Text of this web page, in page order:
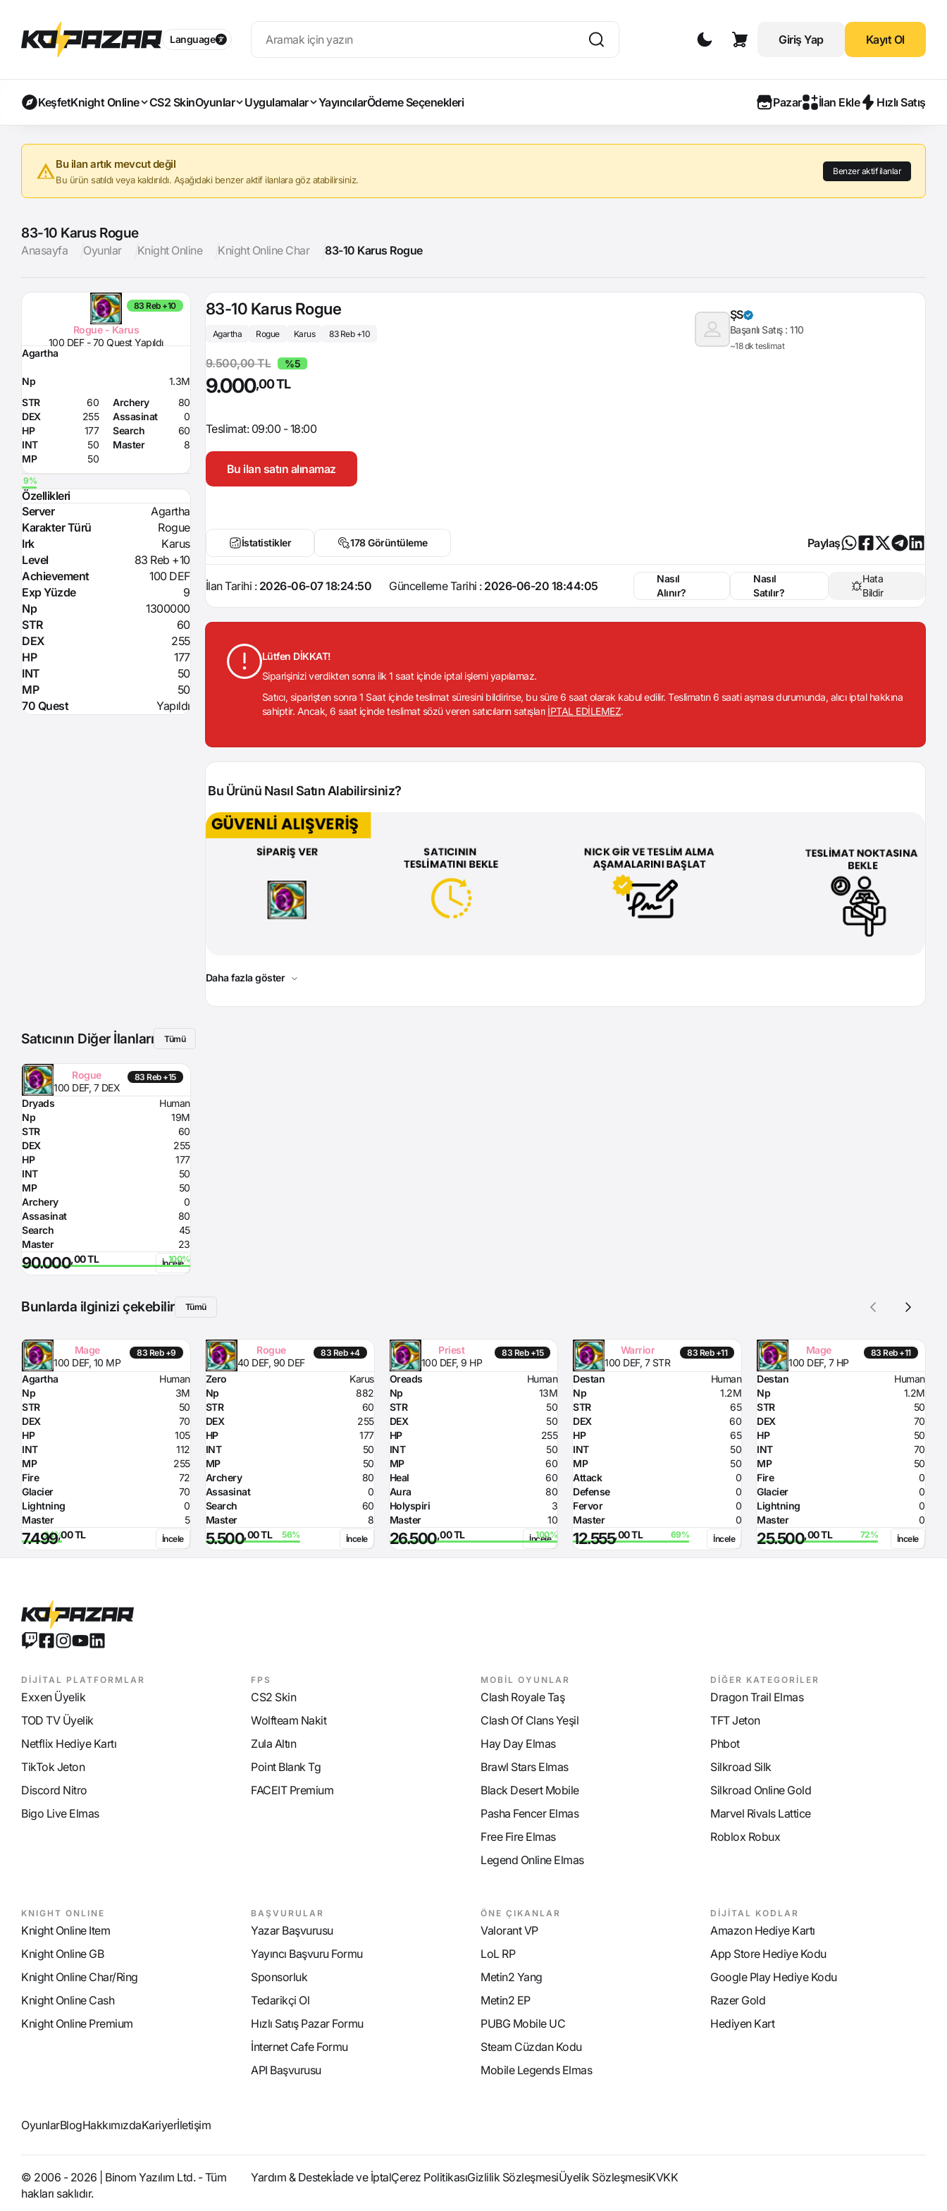
Language Giriş Yap Kayıt Ol
KeşfetKnight Online CS2 SkinOyunlar Uygulamalar YayıncılarÖdeme Seçenekleri Pazar İlan Ekle Hızlı Satış
Bu ilan artık mevcut değil
Bu ürün satıldı veya kaldırıldı. Aşağıdaki benzer aktif ilanlara göz atabilirsiniz.
Benzer aktif ilanlar
83-10 Karus Rogue
Anasayfa Oyunlar Knight Online Knight Online Char 83-10 Karus Rogue
Rogue - Karus
100 DEF - 70 Quest Yapıldı
Agartha
Np
1.3M
STR
60
DEX
255
HP
177
INT
50
MP
50
Archery
80
Assasinat
0
Search
60
Master
8
83 Reb +10
Özellikleri
Server
Agartha
Karakter Türü
Rogue
Irk
Karus
Level
83 Reb +10
Achievement
100 DEF
Exp Yüzde
9
Np
1300000
STR
60
DEX
255
HP
177
INT
50
MP
50
70 Quest
Yapıldı
83-10 Karus Rogue
Agartha Rogue Karus 83 Reb +10
9.500,00 TL %5
9.000,00 TL
Teslimat: 09:00 - 18:00
Bu ilan satın alınamaz
ŞS
Başarılı Satış :110
~18 dk teslimat
İstatistikler 178 Görüntüleme Paylaş
İlan Tarihi : 2026-06-07 18:24:50 Güncelleme Tarihi : 2026-06-20 18:44:05
Nasıl
Alınır?
Nasıl
Satılır?
Hata
Bildir
Lütfen DİKKAT!
Siparişinizi verdikten sonra ilk 1 saat içinde iptal işlemi yapılamaz.
Satıcı, siparişten sonra 1 Saat içinde teslimat süresini bildirirse, bu süre 6 saat olarak kabul edilir. Teslimatın 6 saati aşması durumunda, alıcı iptal hakkına
sahiptir. Ancak, 6 saat içinde teslimat sözü veren satıcıların satışları İPTAL EDİLEMEZ.
Bu Ürünü Nasıl Satın Alabilirsiniz?
Daha fazla göster
Satıcının Diğer İlanları Tümü
Rogue
100 DEF, 7 DEX
Dryads
Human
Np
19M
STR
60
DEX
255
HP
177
INT
50
MP
50
Archery
0
Assasinat
80
Search
45
Master
23
83 Reb +15
90.000,00 TL İncele
Bunlarda ilginizi çekebilir Tümü
Mage
100 DEF, 10 MP
Agartha
Human
Np
3M
STR
50
DEX
70
HP
105
INT
112
MP
255
Fire
72
Glacier
70
Lightning
0
Master
5
83 Reb +9
7.499,00 TL İncele
Rogue
40 DEF, 90 DEF
Zero
Karus
Np
882
STR
60
DEX
255
HP
177
INT
50
MP
50
Archery
80
Assasinat
0
Search
60
Master
8
83 Reb +4
5.500,00 TL İncele
Priest
100 DEF, 9 HP
Oreads
Human
Np
13M
STR
50
DEX
50
HP
255
INT
50
MP
60
Heal
60
Aura
80
Holyspiri
3
Master
10
83 Reb +15
26.500,00 TL İncele
Warrior
100 DEF, 7 STR
Destan
Human
Np
1.2M
STR
65
DEX
60
HP
65
INT
50
MP
50
Attack
0
Defense
0
Fervor
0
Master
0
83 Reb +11
12.555,00 TL İncele
Mage
100 DEF, 7 HP
Destan
Human
Np
1.2M
STR
50
DEX
70
HP
50
INT
70
MP
50
Fire
0
Glacier
0
Lightning
0
Master
0
83 Reb +11
25.500,00 TL İncele
DİJİTAL PLATFORMLAR
Exxen Üyelik
TOD TV Üyelik
Netflix Hediye Kartı
TikTok Jeton
Discord Nitro
Bigo Live Elmas
FPS
CS2 Skin
Wolfteam Nakit
Zula Altın
Point Blank Tg
FACEIT Premium
MOBİL OYUNLAR
Clash Royale Taş
Clash Of Clans Yeşil
Hay Day Elmas
Brawl Stars Elmas
Black Desert Mobile
Pasha Fencer Elmas
Free Fire Elmas
Legend Online Elmas
DİĞER KATEGORİLER
Dragon Trail Elmas
TFT Jeton
Phbot
Silkroad Silk
Silkroad Online Gold
Marvel Rivals Lattice
Roblox Robux
KNIGHT ONLINE
Knight Online Item
Knight Online GB
Knight Online Char/Ring
Knight Online Cash
Knight Online Premium
BAŞVURULAR
Yazar Başvurusu
Yayıncı Başvuru Formu
Sponsorluk
Tedarikçi Ol
Hızlı Satış Pazar Formu
İnternet Cafe Formu
API Başvurusu
ÖNE ÇIKANLAR
Valorant VP
LoL RP
Metin2 Yang
Metin2 EP
PUBG Mobile UC
Steam Cüzdan Kodu
Mobile Legends Elmas
DİJİTAL KODLAR
Amazon Hediye Kartı
App Store Hediye Kodu
Google Play Hediye Kodu
Razer Gold
Hediyen Kart
OyunlarBlogHakkımızdaKariyerİletişim
© 2006 - 2026 | Binom Yazılım Ltd. - Tüm
hakları saklıdır.
Yardım & Destekİade ve İptalÇerez PolitikasıGizlilik SözleşmesiÜyelik SözleşmesiKVKK